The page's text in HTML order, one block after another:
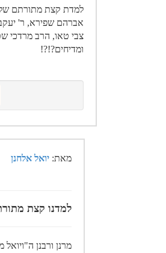
למדת קצת מתורתם
אברהם שפירא, ר'
צבי טאו, הרב מרדכי
ומדיחים?!?!
מאת: יואל אלחנן
למדנו קצת
מרנן ורבנן